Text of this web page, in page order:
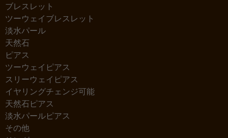
ブレスレット
ツーウェイブレスレット
淡水パール
天然石
ピアス
ツーウェイピアス
スリーウェイピアス
イヤリングチェンジ可能
天然石ピアス
淡水パールピアス
その他